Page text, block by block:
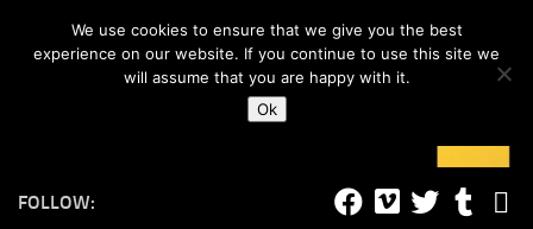
Skip to content
#lucalife
FOLLOW:
We use cookies to ensure that we give you the best
experience on our website. If you continue to use this site we
will assume that you are happy with it.
Ok